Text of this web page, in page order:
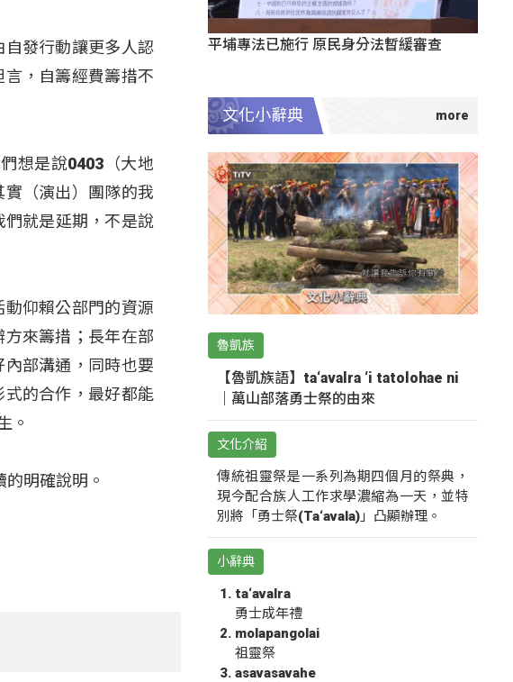
發行動讓更多人認
，自籌經費籌措不
想是說0403（大地
（演出）團隊的我
就是延期，不是說
仰賴公部門的資源
來籌措；長年在部
部溝通，同時也要
的合作，最好都能
。
明確說明。
平埔專法已施行 原民身分法暫緩審查
文化小辭典
魯凱族
【魯凱族語】ta‘avalra ‘i tatolohae ni
｜萬山部落勇士祭的由來
文化介紹
傳統祖靈祭是一系列為期四個月的祭典，
現今配合族人工作求學濃縮為一天，並特
別將「勇士祭(Ta‘avala)」凸顯辦理。
小辭典
ta‘avalra
勇士成年禮
molapangolai
祖靈祭
asavasavahe